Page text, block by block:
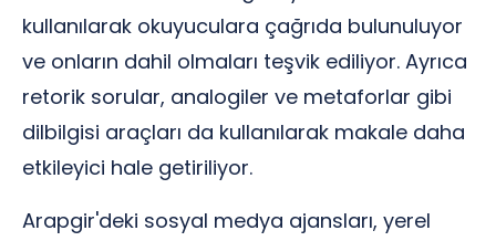
kullanılarak okuyuculara çağrıda bulunuluyor
ve onların dahil olmaları teşvik ediliyor. Ayrıca
retorik sorular, analogiler ve metaforlar gibi
dilbilgisi araçları da kullanılarak makale daha
etkileyici hale getiriliyor.
Arapgir'deki sosyal medya ajansları, yerel